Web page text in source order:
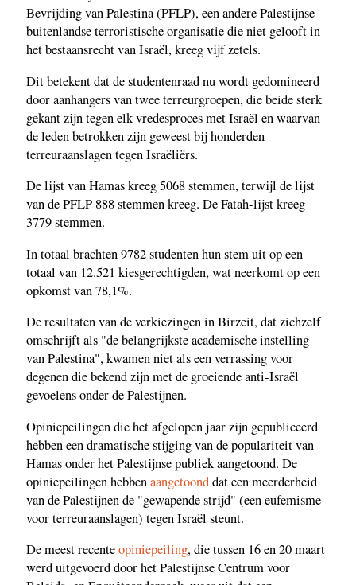
Bevrijding van Palestina (PFLP), een andere Palestijnse
buitenlandse terroristische organisatie die niet gelooft in
het bestaansrecht van Israël, kreeg vijf zetels.
Dit betekent dat de studentenraad nu wordt gedomineerd
door aanhangers van twee terreurgroepen, die beide sterk
gekant zijn tegen elk vredesproces met Israël en waarvan
de leden betrokken zijn geweest bij honderden
terreuraanslagen tegen Israëliërs.
De lijst van Hamas kreeg 5068 stemmen, terwijl de lijst
van de PFLP 888 stemmen kreeg. De Fatah-lijst kreeg
3779 stemmen.
In totaal brachten 9782 studenten hun stem uit op een
totaal van 12.521 kiesgerechtigden, wat neerkomt op een
opkomst van 78,1%.
De resultaten van de verkiezingen in Birzeit, dat zichzelf
omschrijft als "de belangrijkste academische instelling
van Palestina", kwamen niet als een verrassing voor
degenen die bekend zijn met de groeiende anti-Israël
gevoelens onder de Palestijnen.
Opiniepeilingen die het afgelopen jaar zijn gepubliceerd
hebben een dramatische stijging van de populariteit van
Hamas onder het Palestijnse publiek aangetoond. De
opiniepeilingen hebbenaangetoonddat een meerderheid
van de Palestijnen de "gewapende strijd" (een eufemisme
voor terreuraanslagen) tegen Israël steunt.
De meest recenteopiniepeiling, die tussen 16 en 20 maart
werd uitgevoerd door het Palestijnse Centrum voor